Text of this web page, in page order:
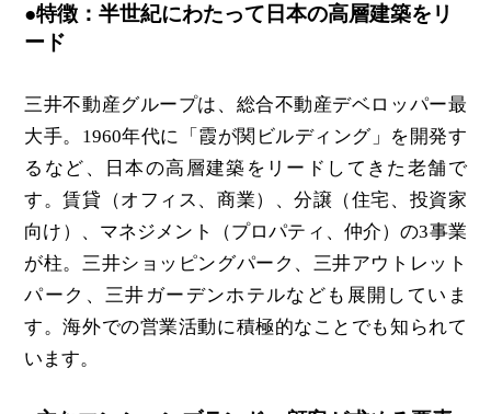
●特徴：半世紀にわたって日本の高層建築をリ
ード
三井不動産グループは、総合不動産デベロッパー最
大手。1960年代に「霞が関ビルディング」を開発す
るなど、日本の高層建築をリードしてきた老舗で
す。賃貸（オフィス、商業）、分譲（住宅、投資家
向け）、マネジメント（プロパティ、仲介）の3事業
が柱。三井ショッピングパーク、三井アウトレット
パーク、三井ガーデンホテルなども展開していま
す。海外での営業活動に積極的なことでも知られて
います。